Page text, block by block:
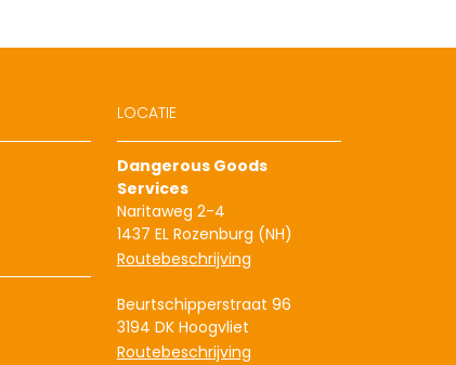
LOCATIE
Dangerous Goods
Services
Naritaweg 2-4
1437 EL Rozenburg (NH)
Routebeschrijving
Beurtschipperstraat 96
3194 DK Hoogvliet
Routebeschrijving